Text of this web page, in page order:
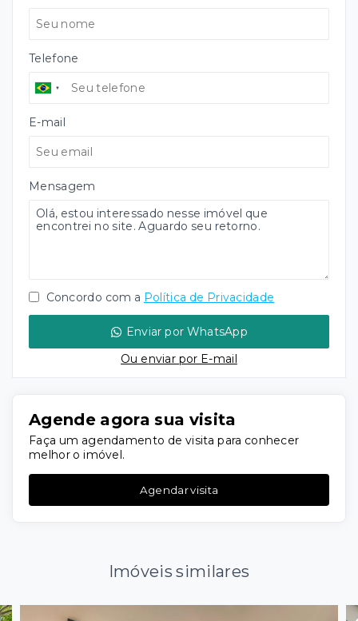
Telefone
E-mail
Mensagem
Concordo com a Política de Privacidade
Enviar por WhatsApp
Ou enviar por E-mail
Agende agora sua visita
Faça um agendamento de visita para conhecer
melhor o imóvel.
Agendar visita
Imóveis similares